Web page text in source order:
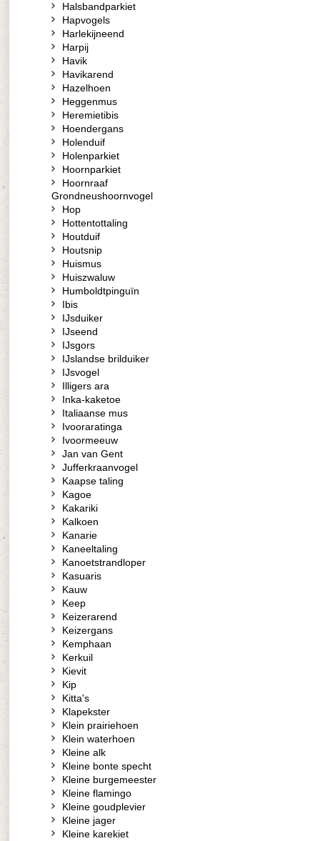
Halsbandparkiet
Hapvogels
Harlekijneend
Harpij
Havik
Havikarend
Hazelhoen
Heggenmus
Heremietibis
Hoendergans
Holenduif
Holenparkiet
Hoornparkiet
Hoornraaf
Grondneushoornvogel
Hop
Hottentottaling
Houtduif
Houtsnip
Huismus
Huiszwaluw
Humboldtpinguïn
Ibis
IJsduiker
IJseend
IJsgors
IJslandse brilduiker
IJsvogel
Illigers ara
Inka-kaketoe
Italiaanse mus
Ivooraratinga
Ivoormeeuw
Jan van Gent
Jufferkraanvogel
Kaapse taling
Kagoe
Kakariki
Kalkoen
Kanarie
Kaneeltaling
Kanoetstrandloper
Kasuaris
Kauw
Keep
Keizerarend
Keizergans
Kemphaan
Kerkuil
Kievit
Kip
Kitta's
Klapekster
Klein prairiehoen
Klein waterhoen
Kleine alk
Kleine bonte specht
Kleine burgemeester
Kleine flamingo
Kleine goudplevier
Kleine jager
Kleine karekiet